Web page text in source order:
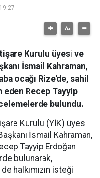
Kurulu üyesi ve
İsmail Kahraman,
ocağı Rize'de, sahil
eden Recep Tayyip
bulundu.
Kurulu (YİK) üyesi
İsmail Kahraman,
Tayyip Erdoğan
bulunarak,
halkımızın isteği